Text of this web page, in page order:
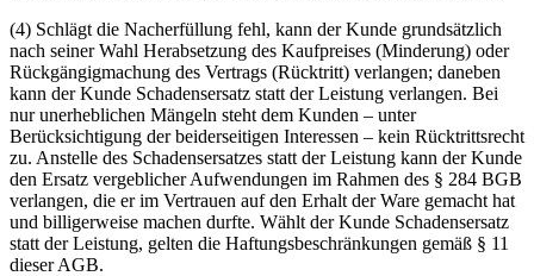
(4) Schlägt die Nacherfüllung fehl, kann der Kunde grundsätzlich
nach seiner Wahl Herabsetzung des Kaufpreises (Minderung) oder
Rückgängigmachung des Vertrags (Rücktritt) verlangen; daneben
kann der Kunde Schadensersatz statt der Leistung verlangen. Bei
nur unerheblichen Mängeln steht dem Kunden – unter
Berücksichtigung der beiderseitigen Interessen – kein Rücktrittsrecht
zu. Anstelle des Schadensersatzes statt der Leistung kann der Kunde
den Ersatz vergeblicher Aufwendungen im Rahmen des § 284 BGB
verlangen, die er im Vertrauen auf den Erhalt der Ware gemacht hat
und billigerweise machen durfte. Wählt der Kunde Schadensersatz
statt der Leistung, gelten die Haftungsbeschränkungen gemäß § 11
dieser AGB.